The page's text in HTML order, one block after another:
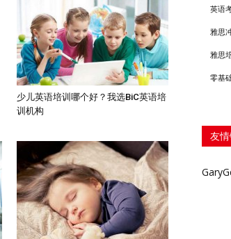
少儿英语培训哪个好？我选BiC英语培
训机构
英语
雅思
雅思
零基
友